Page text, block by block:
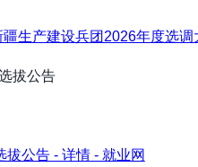
生产建设兵团2026年度选
拔公告
拔公告 - 详情 - 就业网